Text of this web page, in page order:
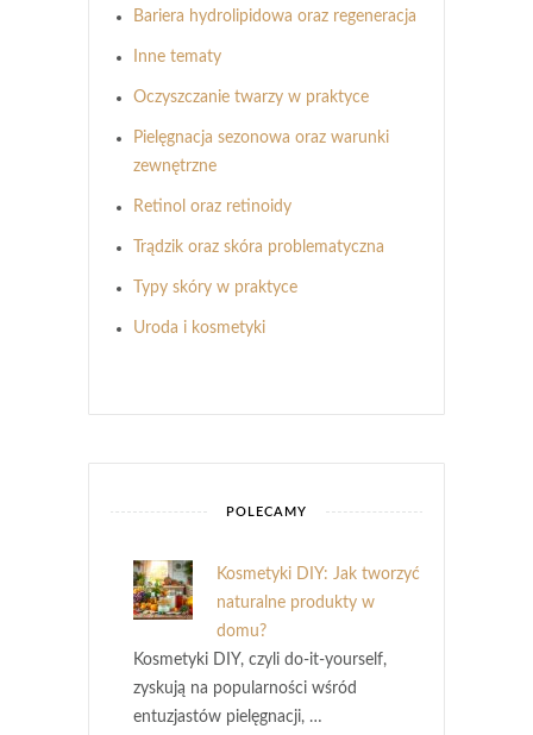
Bariera hydrolipidowa oraz regeneracja
Inne tematy
Oczyszczanie twarzy w praktyce
Pielęgnacja sezonowa oraz warunki
zewnętrzne
Retinol oraz retinoidy
Trądzik oraz skóra problematyczna
Typy skóry w praktyce
Uroda i kosmetyki
POLECAMY
Kosmetyki DIY: Jak tworzyć
naturalne produkty w
domu?
Kosmetyki DIY, czyli do-it-yourself,
zyskują na popularności wśród
entuzjastów pielęgnacji, …